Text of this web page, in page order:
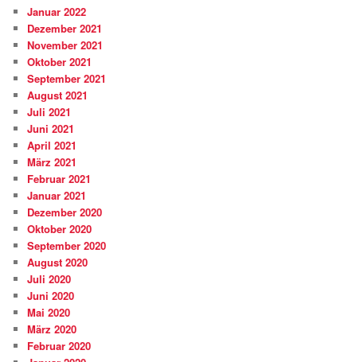
Januar 2022
Dezember 2021
November 2021
Oktober 2021
September 2021
August 2021
Juli 2021
Juni 2021
April 2021
März 2021
Februar 2021
Januar 2021
Dezember 2020
Oktober 2020
September 2020
August 2020
Juli 2020
Juni 2020
Mai 2020
März 2020
Februar 2020